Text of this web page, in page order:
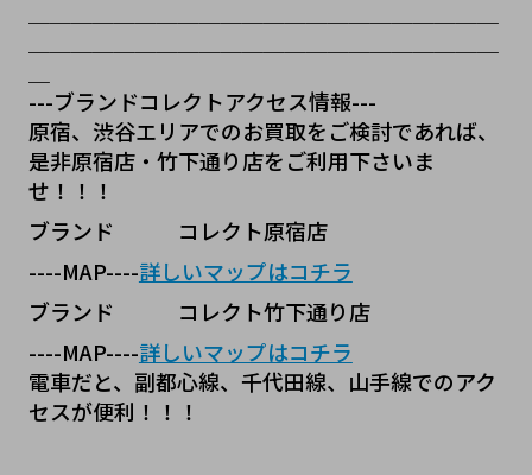
---ブランドコレクトアクセス情報---
原宿、渋谷エリアでのお買取をご検討であれば、
是非原宿店・竹下通り店をご利用下さいま
せ！！！
ブランド   コレクト原宿店
----MAP----詳しいマップはコチラ
ブランド   コレクト竹下通り店
----MAP----詳しいマップはコチラ
電車だと、副都心線、千代田線、山手線でのアク
セスが便利！！！